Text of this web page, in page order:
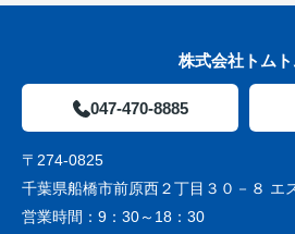
株式会社トムト
047-470-8885
〒274-0825
千葉県船橋市前原西２丁目３０－８ エ
営業時間： 9：30～18：30